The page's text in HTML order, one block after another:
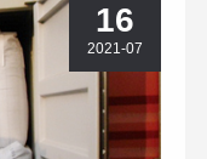
16
2021-07